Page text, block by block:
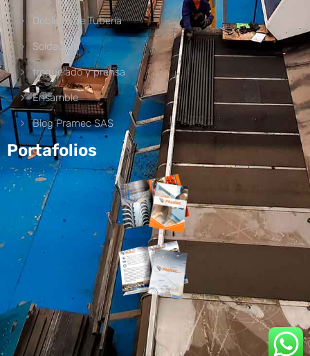
Doblado de Tubería
Soldadura
troquelado y prensa
Ensamble
Blog Pramec SAS
Portafolios